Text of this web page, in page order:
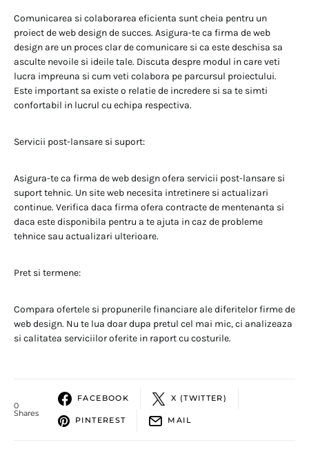
Comunicarea si colaborarea eficienta sunt cheia pentru un
proiect de web design de succes. Asigura-te ca firma de web
design are un proces clar de comunicare si ca este deschisa sa
asculte nevoile si ideile tale. Discuta despre modul in care veti
lucra impreuna si cum veti colabora pe parcursul proiectului.
Este important sa existe o relatie de incredere si sa te simti
confortabil in lucrul cu echipa respectiva.
Servicii post-lansare si suport:
Asigura-te ca firma de web design ofera servicii post-lansare si
suport tehnic. Un site web necesita intretinere si actualizari
continue. Verifica daca firma ofera contracte de mentenanta si
daca este disponibila pentru a te ajuta in caz de probleme
tehnice sau actualizari ulterioare.
Pret si termene:
Compara ofertele si propunerile financiare ale diferitelor firme de
web design. Nu te lua doar dupa pretul cel mai mic, ci analizeaza
si calitatea serviciilor oferite in raport cu costurile.
0
Shares
FACEBOOK X (TWITTER)
PINTEREST MAIL